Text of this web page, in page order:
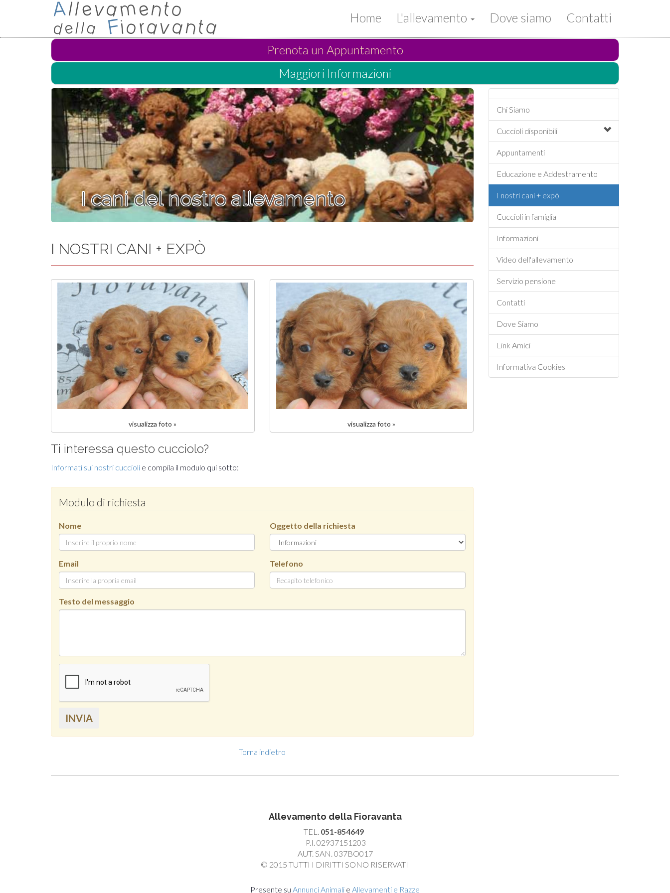
Home L'allevamento Dove siamo Contatti
Prenota un Appuntamento
Maggiori Informazioni
I cani del nostro allevamento
I NOSTRI CANI + EXPÒ
visualizza foto » visualizza foto »
Ti interessa questo cucciolo?
Informati sui nostri cuccioli e compila il modulo qui sotto:
Modulo di richiesta
Nome Oggetto della richiesta
Email Telefono
Testo del messaggio
INVIA
Torna indietro
Chi Siamo
Cuccioli disponibili
Appuntamenti
Educazione e Addestramento
I nostri cani + expò
Cuccioli in famiglia
Informazioni
Video dell'allevamento
Servizio pensione
Contatti
Dove Siamo
Link Amici
Informativa Cookies
Allevamento della Fioravanta
TEL. 051-854649
P.I. 02937151203
AUT. SAN. 037BO017
© 2015 TUTTI I DIRITTI SONO RISERVATI
Presente su Annunci Animali e Allevamenti e Razze